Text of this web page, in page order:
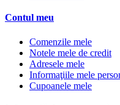
Contul meu
Comenzile mele
Notele mele de credit
Adresele mele
Informaţiile mele
Cupoanele mele